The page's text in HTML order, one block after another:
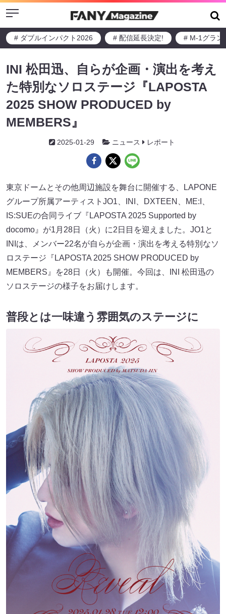
Menu
# ダブルインパクト2026 # 配信延長決定! # M-1グラン
INI 松田迅、自らが企画・演出を考え
た特別なソロステージ『LAPOSTA
2025 SHOW PRODUCED by
MEMBERS』
2025-01-29 ニュース レポート
東京ドームとその他周辺施設を舞台に開催する、LAPONE
グループ所属アーティストJO1、INI、DXTEEN、ME:I、
IS:SUEの合同ライブ『LAPOSTA 2025 Supported by
docomo』が1月28日（火）に2日目を迎えました。JO1と
INIは、メンバー22名が自らが企画・演出を考える特別なソ
ロステージ『LAPOSTA 2025 SHOW PRODUCED by
MEMBERS』を28日（火）も開催。今回は、INI 松田迅の
ソロステージの様子をお届けします。
普段とは一味違う雰囲気のステージに